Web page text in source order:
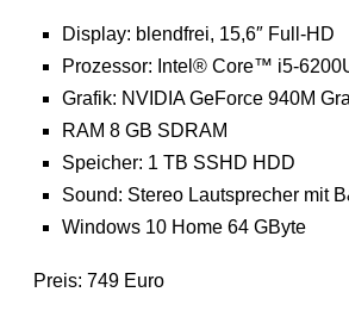
Display: blendfrei, 15,6″ Full-HD
Prozessor: Intel® Core™ i5-
Grafik: NVIDIA GeForce 940M
RAM 8 GB SDRAM
Speicher: 1 TB SSHD HDD
Sound: Stereo Lautsprecher mit
Windows 10 Home 64 GByte
Preis: 749 Euro